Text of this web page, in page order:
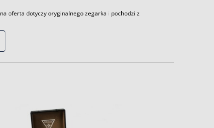
oferta dotyczy oryginalnego zegarka i pochodzi z